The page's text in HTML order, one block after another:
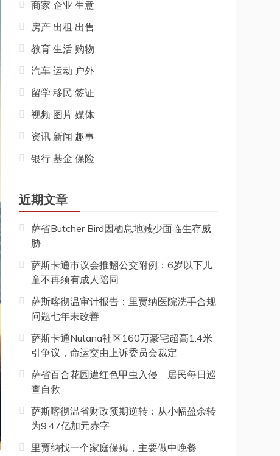
商家 企业 生意
房产 出租 出售
教育 生活 购物
汽车 运动 户外
留学 移民 签证
视频 图片 媒体
资讯 新闻 趣事
银行 基金 保险
近期文章
萨省Butcher Bird因栖息地减少面临生存威
胁
萨斯卡通市议会推翻公交附例：6岁以下儿
童不再须有成人陪同
萨斯喀彻温审计报告：里贾纳医院洗手合规
问题七年未改善
萨斯卡通Nutana社区160万豪宅超高1.4米
引争议，命运交由上诉委员会裁定
萨省百合花园遭红色甲虫入侵 居民每日巡
查自救
萨斯喀彻温省财政预期逆转：从小幅盈余转
为9.47亿加元赤字
里贾纳找一个家庭保姆，主要做中晚餐